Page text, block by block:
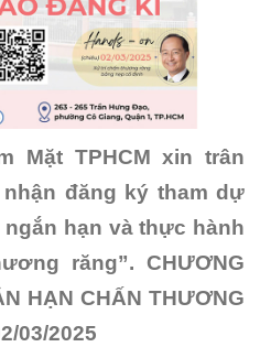
Mặt TPHCM xin trân
đăng ký tham dự
hạn và thực hành
răng”. CHƯƠNG
HẠN CHẤN THƯƠNG
03/2025